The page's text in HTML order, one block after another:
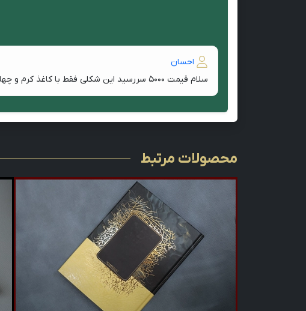
احسان
سلام قیمت ۵۰۰۰ سررسید این شکلی فقط با کاغذ کرم و چهار رنگ رو بفرمایید .
محصولات مرتبط